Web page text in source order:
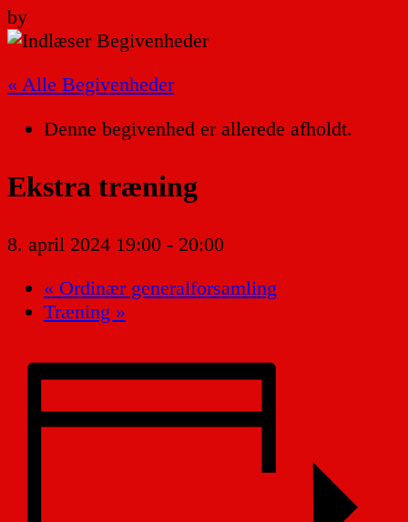
by
« Alle Begivenheder
Denne begivenhed er allerede afholdt.
Ekstra træning
8. april 2024 19:00 - 20:00
« Ordinær generalforsamling
Træning »